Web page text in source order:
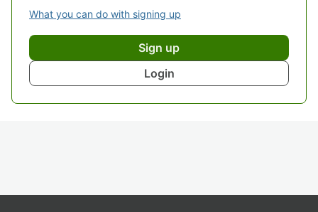
What you can do with signing up
Sign up
Login